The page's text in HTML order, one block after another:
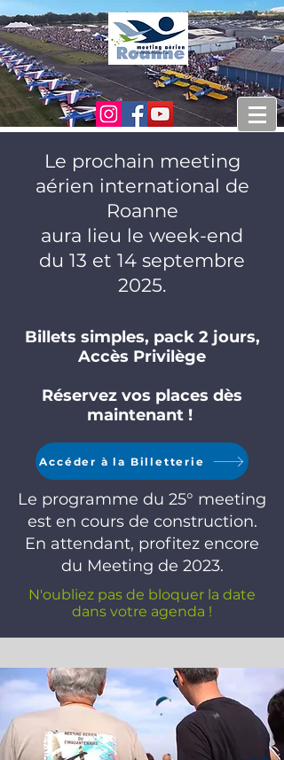
Le prochain meeting
aérien international de
Roanne
aura lieu le week-end
du 13 et 14 septembre
2025.
Billets simples, pack 2 jours,
Accès Privilège
​Réservez vos places dès
maintenant !
Accéder à la Billetterie
Le programme du 25° meeting
est en cours de construction.
En attendant, profitez encore
du Meeting de 2023.
N'oubliez pas de bloquer la date
dans votre agenda !